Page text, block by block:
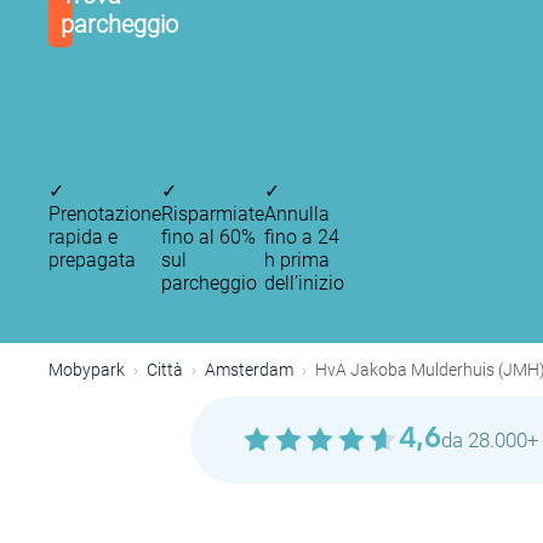
parcheggio
✓
Prenotazione
rapida e
prepagata
✓
Risparmiate
fino al 60%
sul
parcheggio
✓
Annulla
fino a 24
h prima
dell’inizio
Mobypark Città Amsterdam HvA Jakoba Mulderhuis (JMH)
4,6da
P